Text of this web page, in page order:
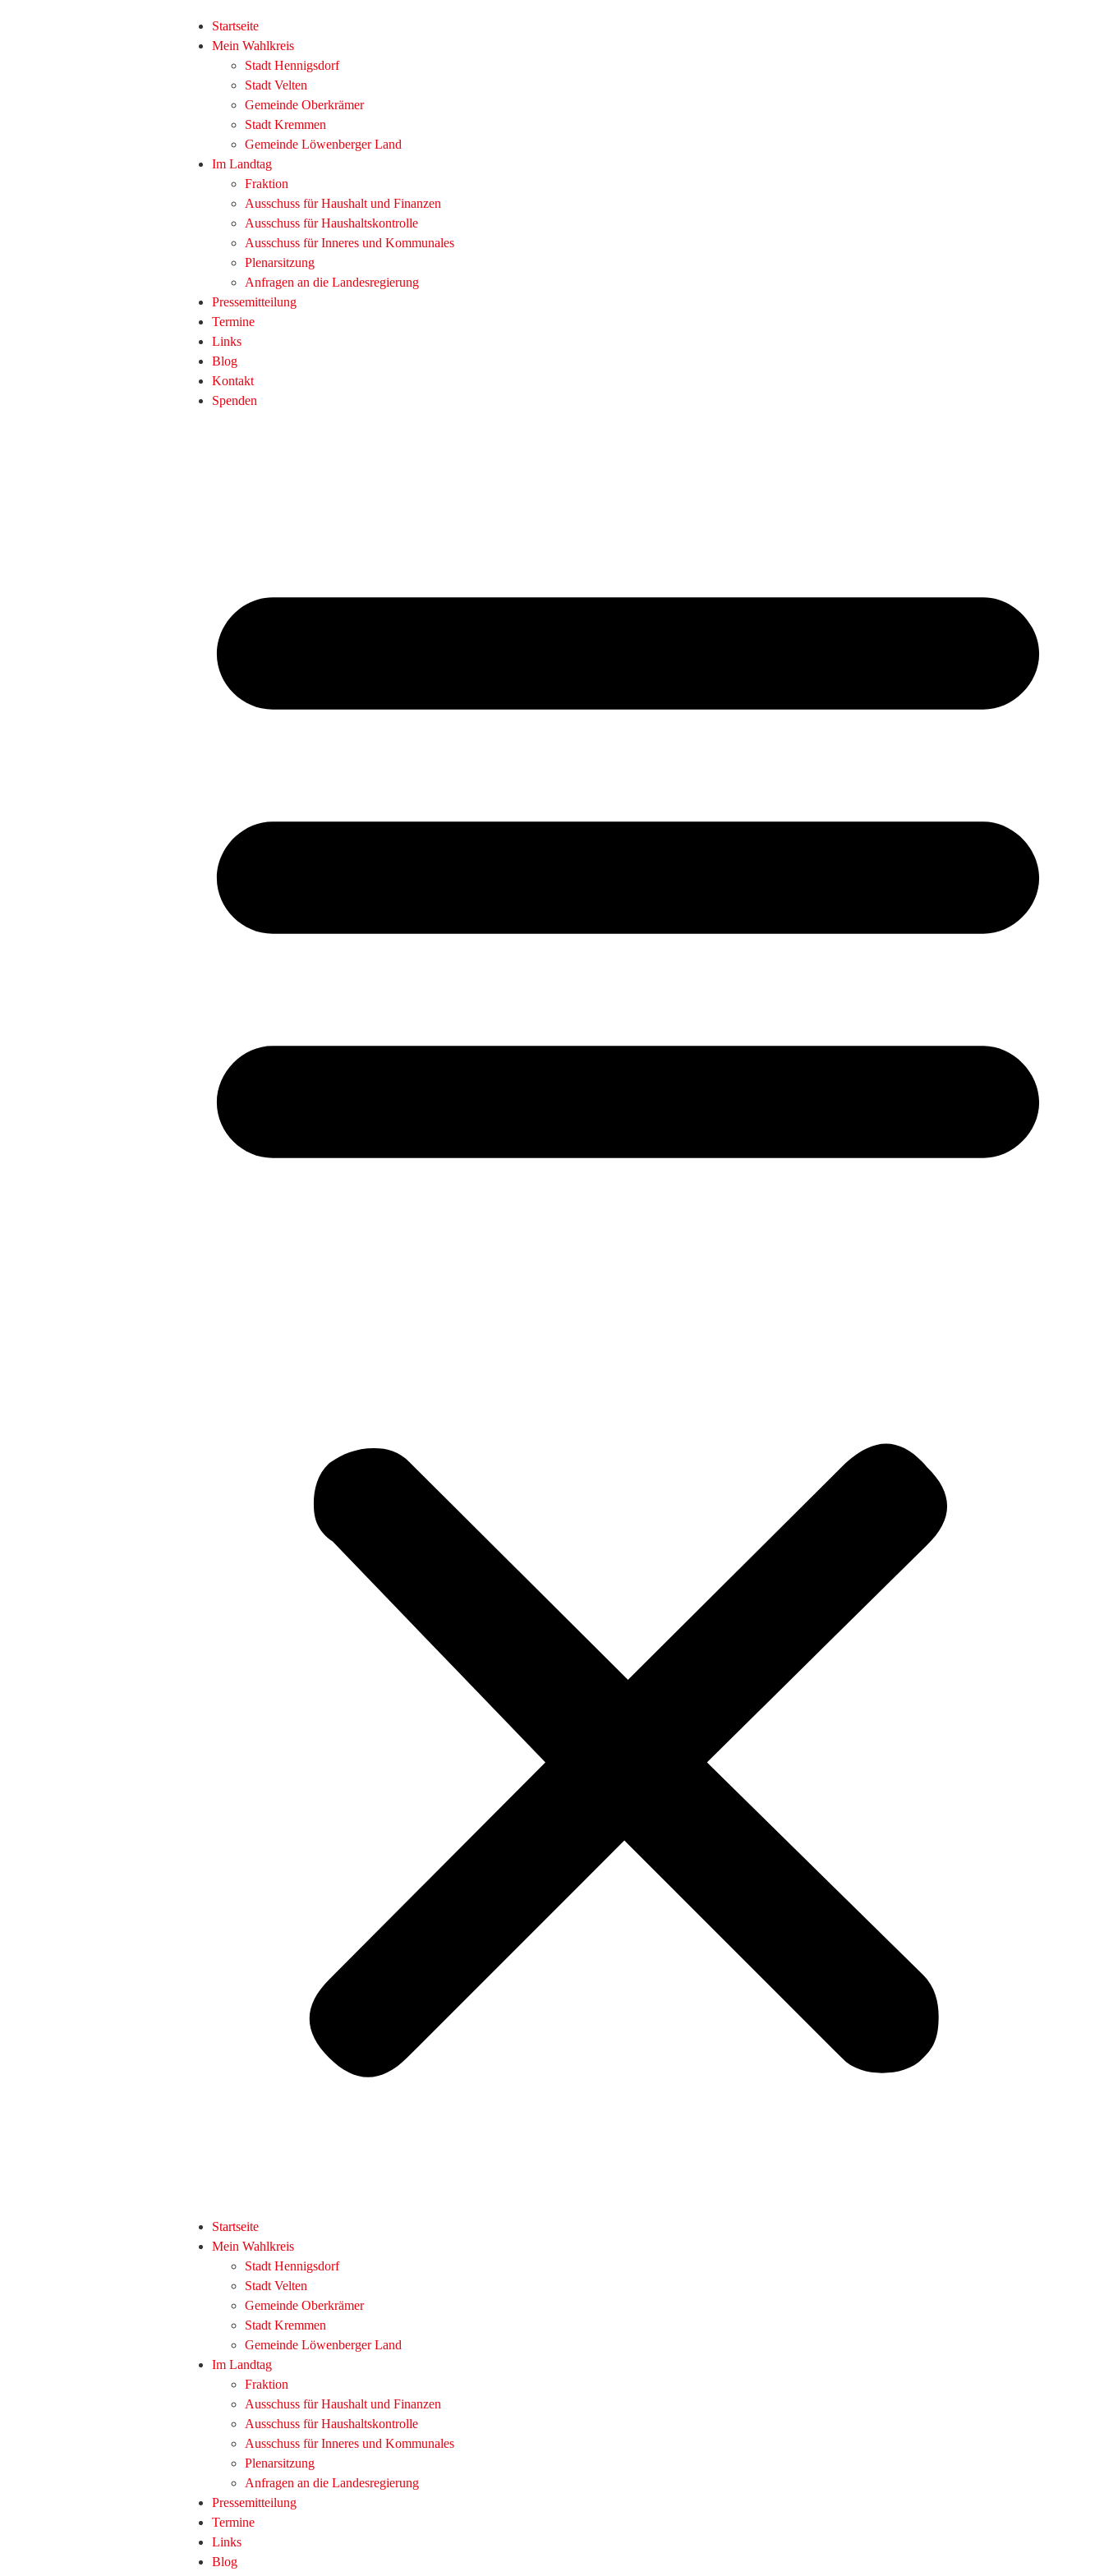
Startseite
Mein Wahlkreis
Stadt Hennigsdorf
Stadt Velten
Gemeinde Oberkrämer
Stadt Kremmen
Gemeinde Löwenberger Land
Im Landtag
Fraktion
Ausschuss für Haushalt und Finanzen
Ausschuss für Haushaltskontrolle
Ausschuss für Inneres und Kommunales
Plenarsitzung
Anfragen an die Landesregierung
Pressemitteilung
Termine
Links
Blog
Kontakt
Spenden
Startseite
Mein Wahlkreis
Stadt Hennigsdorf
Stadt Velten
Gemeinde Oberkrämer
Stadt Kremmen
Gemeinde Löwenberger Land
Im Landtag
Fraktion
Ausschuss für Haushalt und Finanzen
Ausschuss für Haushaltskontrolle
Ausschuss für Inneres und Kommunales
Plenarsitzung
Anfragen an die Landesregierung
Pressemitteilung
Termine
Links
Blog